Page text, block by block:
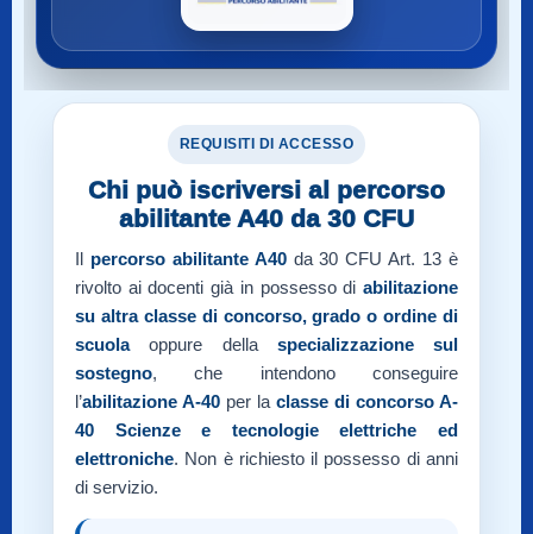
REQUISITI DI ACCESSO
Chi può iscriversi al percorso
abilitante A40 da 30 CFU
Il percorso abilitante A40da 30 CFU Art. 13 è
rivolto ai docenti già in possesso di abilitazione
su altra classe di concorso, grado o ordine di
scuolaoppure della specializzazione sul
sostegno, che intendono conseguire
l’abilitazione A-40 per la classe di concorso A-
40
Scienze e tecnologie elettriche ed
elettroniche. Non è richiesto il possesso di anni
di servizio.